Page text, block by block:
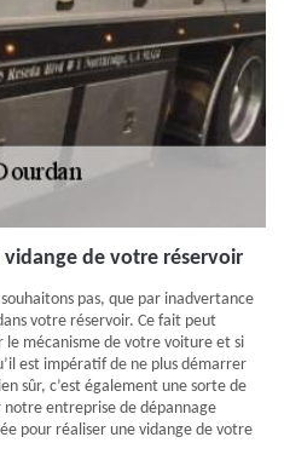
de votre réservoir
pas, que par inadvertance
votre réservoir. Ce fait peut
mécanisme de votre voiture et si
est impératif de ne plus démarrer
sûr, c’est également une sorte de
notre entreprise de dépannage
pour réaliser une vidange de votre